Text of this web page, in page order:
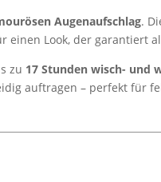
Augenaufschlag.
einen Look, der garantiert
zu 17 Stunden wisch- und
auftragen – perfekt für